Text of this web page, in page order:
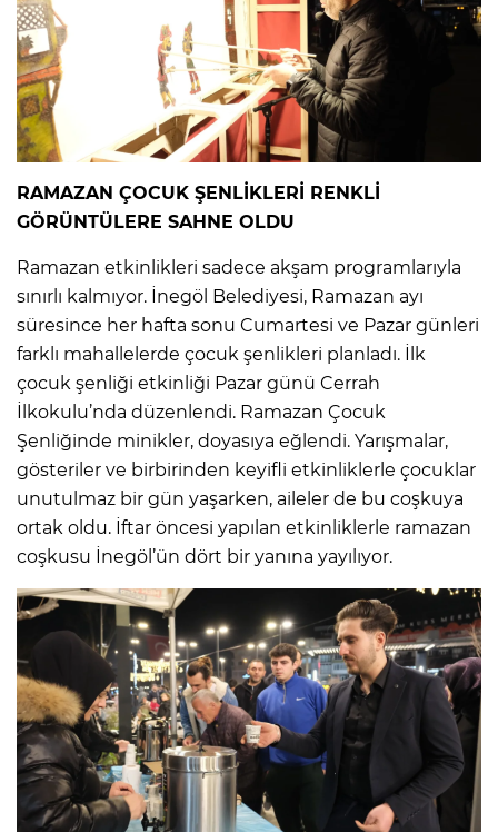
RAMAZAN ÇOCUK ŞENLİKLERİ RENKLİ
GÖRÜNTÜLERE SAHNE OLDU
Ramazan etkinlikleri sadece akşam programlarıyla
sınırlı kalmıyor. İnegöl Belediyesi, Ramazan ayı
süresince her hafta sonu Cumartesi ve Pazar günleri
farklı mahallelerde çocuk şenlikleri planladı. İlk
çocuk şenliği etkinliği Pazar günü Cerrah
İlkokulu’nda düzenlendi. Ramazan Çocuk
Şenliğinde minikler, doyasıya eğlendi. Yarışmalar,
gösteriler ve birbirinden keyifli etkinliklerle çocuklar
unutulmaz bir gün yaşarken, aileler de bu coşkuya
ortak oldu. İftar öncesi yapılan etkinliklerle ramazan
coşkusu İnegöl’ün dört bir yanına yayılıyor.